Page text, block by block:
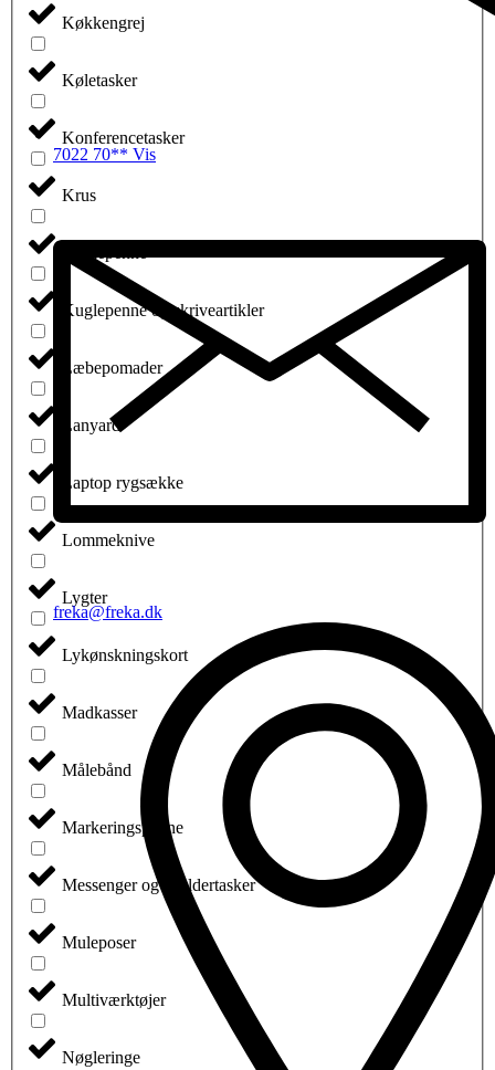
Køkkengrej
Køletasker
Konferencetasker
Krus
Kuglepenne og skriveartikler
Læbepomader
Lanyard
Laptop rygsække
Lommeknive
Lygter
Lykønskningskort
Madkasser
Målebånd
Markeringspenne
Messenger og skuldertasker
Muleposer
Multiværktøjer
Nøgleringe
7022 70** Vis
freka@freka.dk